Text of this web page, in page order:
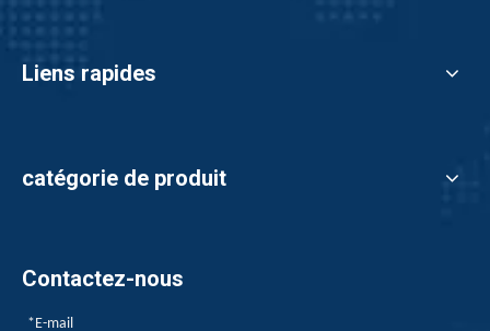
Liens rapides
catégorie de produit
Contactez-nous